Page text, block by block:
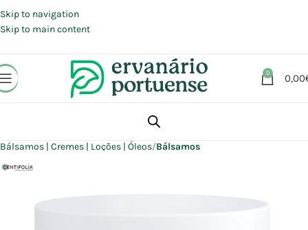
Skip to navigation
Skip to main content
0 0,00
Beleza | Cosmética | Higiene
Bálsamos | Cremes | Loções | Óleos Bálsamos